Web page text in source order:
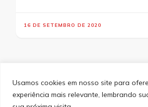
Usamos cookies em nosso site para
experiência mais relevante, lembrando
16 DE SETEMBRO DE 2020
SITEMAP POLÍTICA DE